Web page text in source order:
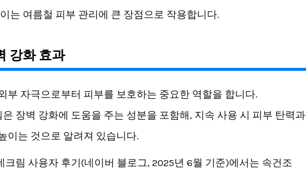
는 여름철 피부 관리에 큰 장점으로 작용합니다.
강화 효과
부 자극으로부터 피부를 보호하는 중요한 역할을 합니다.
장벽 강화에 도움을 주는 성분을 포함해, 지속 사용 시 피부 탄력과
이는 것으로 알려져 있습니다.
크림 사용자 후기(네이버 블로그, 2025년 6월 기준)에서는 속건조